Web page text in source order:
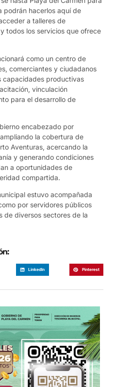
podrán hacerlos aquí de
a talleres de
todos los servicios que ofrece
como un centro de
comerciantes y ciudadanos
capacidades productivas
vinculación
para el desarrollo de
encabezado por
la cobertura de
Aventuras, acercando la
y generando condiciones
a oportunidades de
compartida.
estuvo acompañada
por servidores públicos
de diversos sectores de la
LinkedIn Pinterest